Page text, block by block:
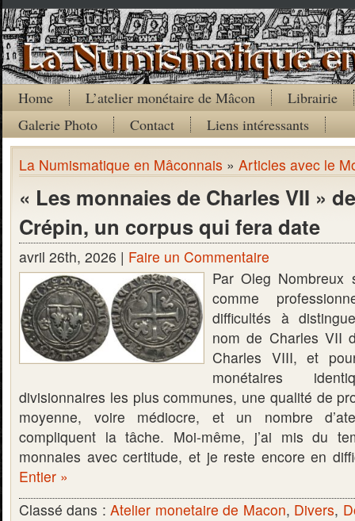
Home L’atelier monétaire de Mâcon
Librairie
Galerie Photo
Contact Liens intéressants
La Numismatique en Mâconnais » Articles avec le
« Les monnaies de Charles VII »
Crépin, un corpus qui fera date
avril 26th, 2026 | Faire un Commentaire
Par Oleg Nombreux
comme
difficultés à
nom de Charles VII
Charles VIII, et
monétaires
divisionnaires les plus communes, une qualité de
moyenne, voire médiocre, et un nombre
compliquent la tâche. Moi-même, j’ai mis du
monnaies avec certitude, et je reste encore en
Entier »
Classé dans :Atelier monetaire de Macon, Divers,